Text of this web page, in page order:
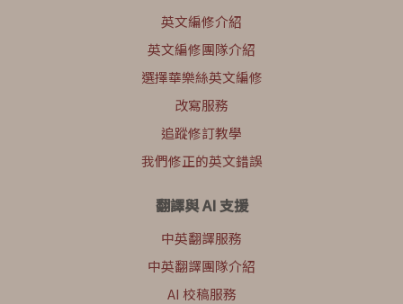
英文編修介紹
英文編修團隊介紹
選擇華樂絲英文編修
改寫服務
追蹤修訂教學
我們修正的英文錯誤
翻譯與 AI 支援
中英翻譯服務
中英翻譯團隊介紹
AI 校稿服務